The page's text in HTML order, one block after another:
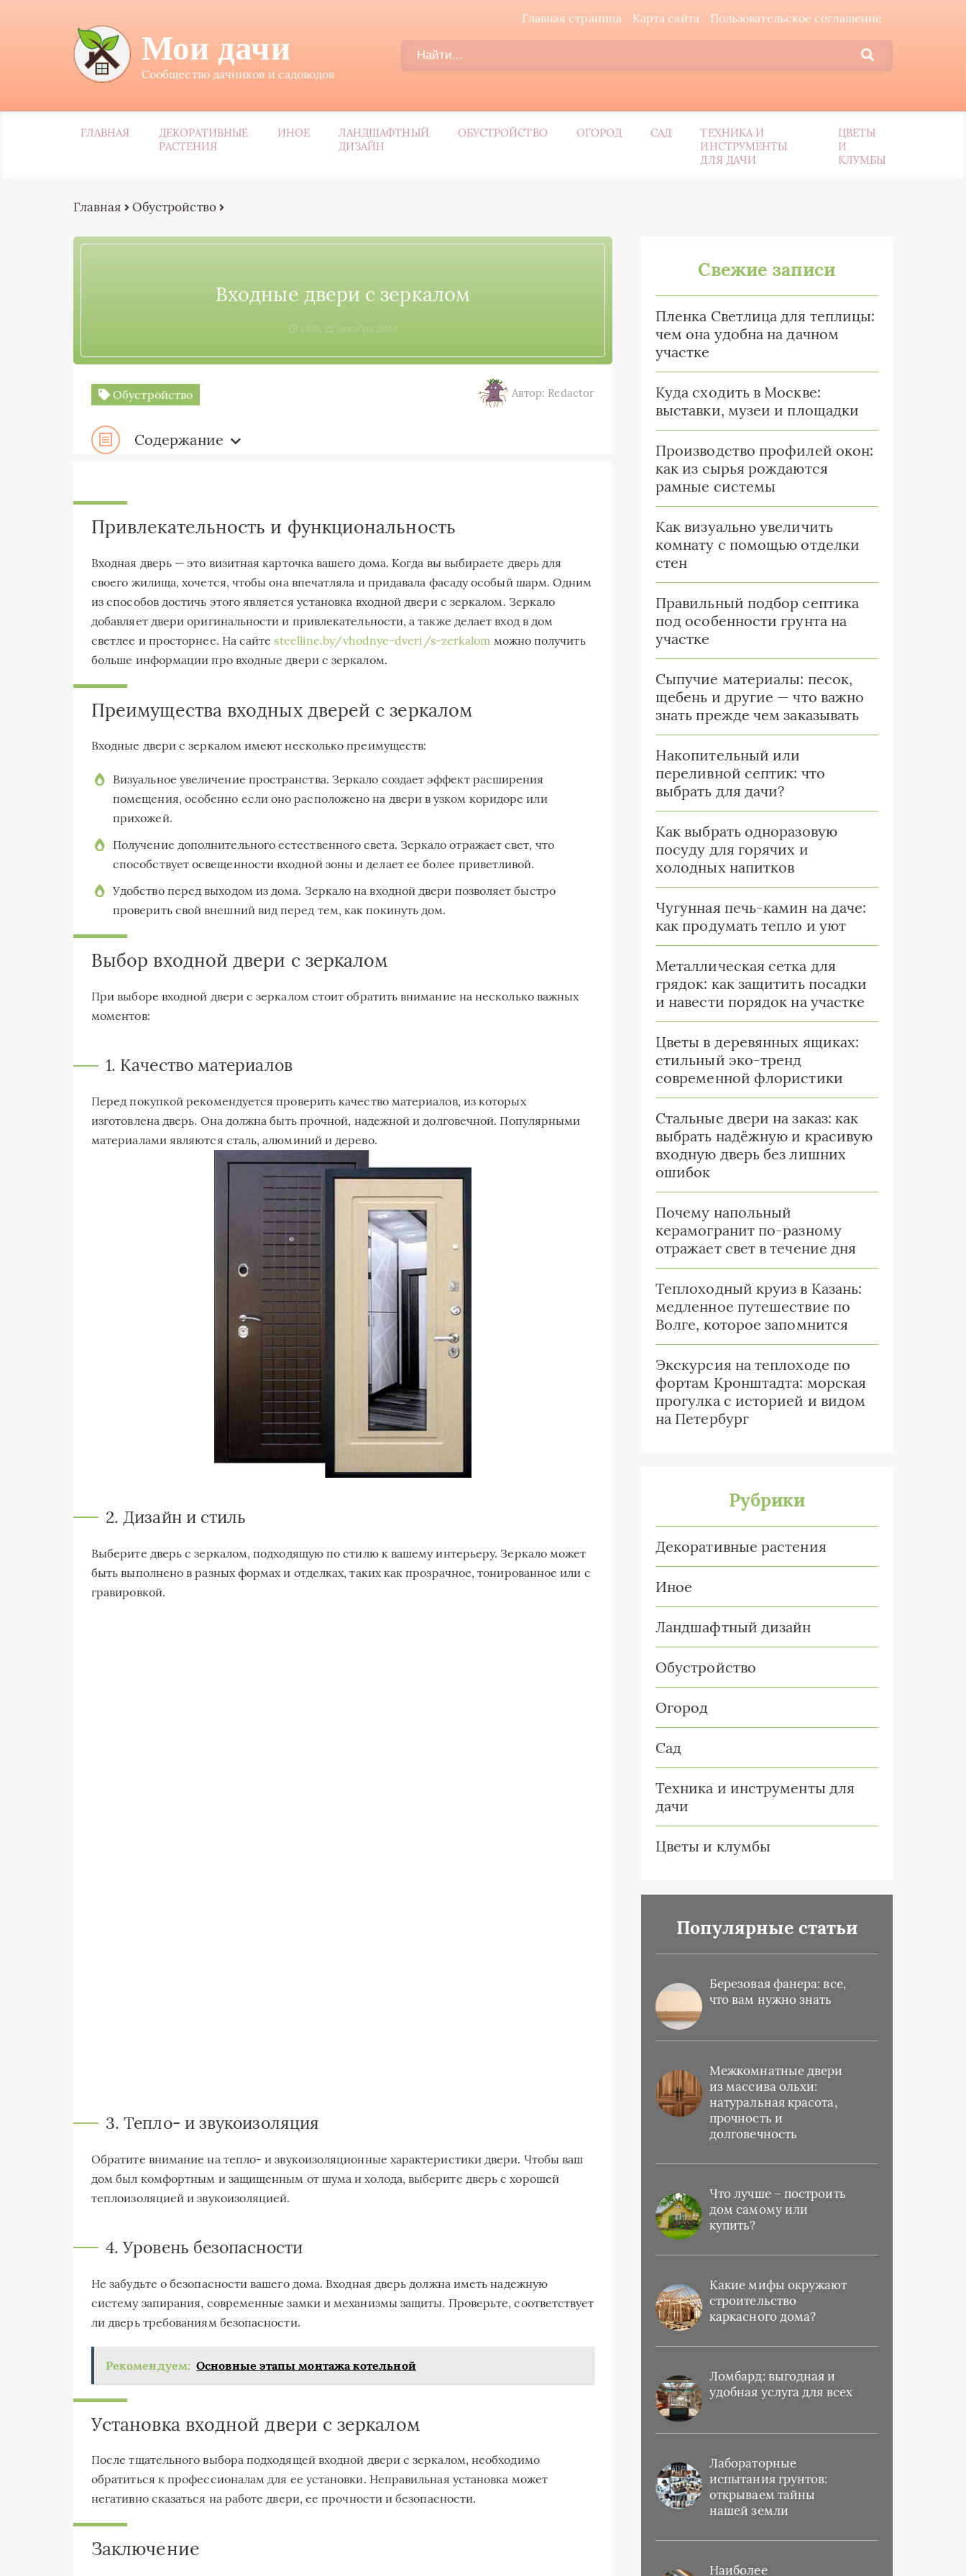
Главная страница Карта сайта Пользовательское соглашение
Мои дачи
Сообщество дачников и садоводов
ГЛАВНАЯ
ДЕКОРАТИВНЫЕ
РАСТЕНИЯ
ИНОЕ
ЛАНДШАФТНЫЙ
ДИЗАЙН
ОБУСТРОЙСТВО ОГОРОД САД
ТЕХНИКА И
ИНСТРУМЕНТЫ
ДЛЯ ДАЧИ
ЦВЕТЫ
И
КЛУМБЫ
Главная Обустройство
Входные двери с зеркалом
13:31, 22 декабря 2023
Обустройство Автор: Redactor
Содержание
Привлекательность и функциональность
Входная дверь — это визитная карточка вашего дома. Когда вы выбираете дверь для
своего жилища, хочется, чтобы она впечатляла и придавала фасаду особый шарм. Одним
из способов достичь этого является установка входной двери с зеркалом. Зеркало
добавляет двери оригинальности и привлекательности, а также делает вход в дом
светлее и просторнее. На сайте steelline.by/vhodnye-dveri/s-zerkalom можно получить
больше информации про входные двери с зеркалом.
Преимущества входных дверей с зеркалом
Входные двери с зеркалом имеют несколько преимуществ:
Визуальное увеличение пространства. Зеркало создает эффект расширения
помещения, особенно если оно расположено на двери в узком коридоре или
прихожей.
Получение дополнительного естественного света. Зеркало отражает свет, что
способствует освещенности входной зоны и делает ее более приветливой.
Удобство перед выходом из дома. Зеркало на входной двери позволяет быстро
проверить свой внешний вид перед тем, как покинуть дом.
Выбор входной двери с зеркалом
При выборе входной двери с зеркалом стоит обратить внимание на несколько важных
моментов:
1. Качество материалов
Перед покупкой рекомендуется проверить качество материалов, из которых
изготовлена дверь. Она должна быть прочной, надежной и долговечной. Популярными
материалами являются сталь, алюминий и дерево.
2. Дизайн и стиль
Выберите дверь с зеркалом, подходящую по стилю к вашему интерьеру. Зеркало может
быть выполнено в разных формах и отделках, таких как прозрачное, тонированное или с
гравировкой.
3. Тепло- и звукоизоляция
Обратите внимание на тепло- и звукоизоляционные характеристики двери. Чтобы ваш
дом был комфортным и защищенным от шума и холода, выберите дверь с хорошей
теплоизоляцией и звукоизоляцией.
4. Уровень безопасности
Не забудьте о безопасности вашего дома. Входная дверь должна иметь надежную
систему запирания, современные замки и механизмы защиты. Проверьте, соответствует
ли дверь требованиям безопасности.
Рекомендуем: Основные этапы монтажа котельной
Установка входной двери с зеркалом
После тщательного выбора подходящей входной двери с зеркалом, необходимо
обратиться к профессионалам для ее установки. Неправильная установка может
негативно сказаться на работе двери, ее прочности и безопасности.
Заключение
Свежие записи
Пленка Светлица для теплицы:
чем она удобна на дачном
участке
Куда сходить в Москве:
выставки, музеи и площадки
Производство профилей окон:
как из сырья рождаются
рамные системы
Как визуально увеличить
комнату с помощью отделки
стен
Правильный подбор септика
под особенности грунта на
участке
Сыпучие материалы: песок,
щебень и другие — что важно
знать прежде чем заказывать
Накопительный или
переливной септик: что
выбрать для дачи?
Как выбрать одноразовую
посуду для горячих и
холодных напитков
Чугунная печь-камин на даче:
как продумать тепло и уют
Металлическая сетка для
грядок: как защитить посадки
и навести порядок на участке
Цветы в деревянных ящиках:
стильный эко-тренд
современной флористики
Стальные двери на заказ: как
выбрать надёжную и красивую
входную дверь без лишних
ошибок
Почему напольный
керамогранит по-разному
отражает свет в течение дня
Теплоходный круиз в Казань:
медленное путешествие по
Волге, которое запомнится
Экскурсия на теплоходе по
фортам Кронштадта: морская
прогулка с историей и видом
на Петербург
Рубрики
Декоративные растения
Иное
Ландшафтный дизайн
Обустройство
Огород
Сад
Техника и инструменты для
дачи
Цветы и клумбы
Популярные статьи
Березовая фанера: все,
что вам нужно знать
Межкомнатные двери
из массива ольхи:
натуральная красота,
прочность и
долговечность
Что лучше – построить
дом самому или
купить?
Какие мифы окружают
строительство
каркасного дома?
Ломбард: выгодная и
удобная услуга для всех
Лабораторные
испытания грунтов:
открываем тайны
нашей земли
Наиболее